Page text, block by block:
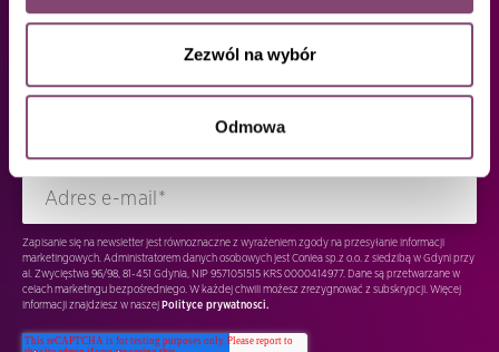
Zezwól na wybór
Odmowa
Już ponad 4 tysiące liderów IT jest w
naszej społeczności.
Dołącz do nich! Zapisz się, aby
Zapisanie się na newsletter jest równoznaczne z wyrażeniem zgody na przesyłanie informacji
marketingowych. Administratorem danych osobowych jest Conlea sp.z o.o. z siedzibą w Gdyni przy
al. Zwycięstwa 96/98, 81-451 Gdynia, NIP 9571051515 KRS 0000414977. Dane są przetwarzane w
celach marketingu bezpośredniego. W każdej chwili możesz zrezygnować z subskrypcji. Więcej
informacji znajdziesz w naszej Polityce prywatnosci.